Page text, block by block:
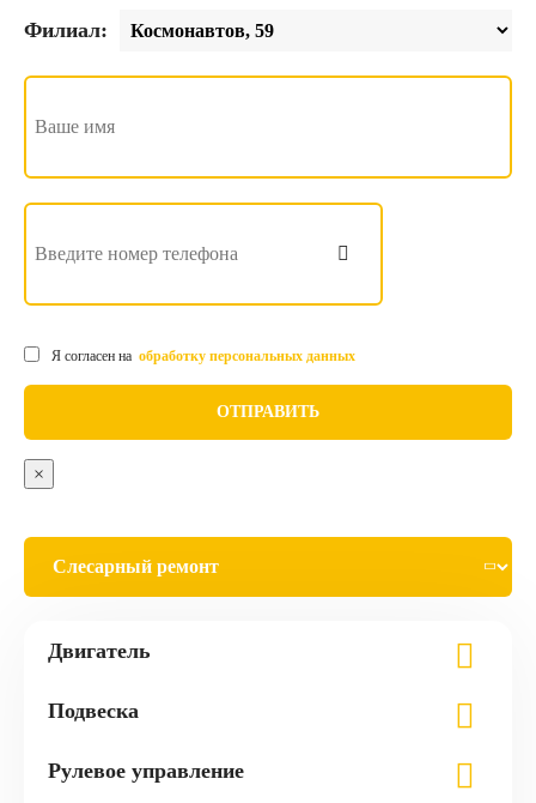
Филиал:
Я согласен на обработку персональных данных
×
Двигатель
Подвеска
Рулевое управление